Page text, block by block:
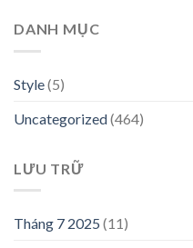
DANH MỤC
Style(5)
Uncategorized(464)
LƯU TRỮ
Tháng 7 2025 (11)